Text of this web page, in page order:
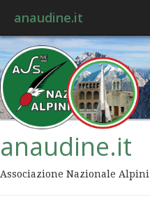
anaudine.it
anaudine.it
Associazione Nazionale